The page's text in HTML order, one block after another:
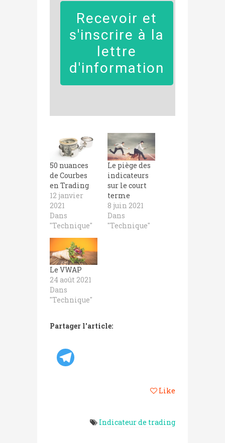
Recevoir et
s'inscrire à la
lettre
d'information
50 nuances
de Courbes
en Trading
12 janvier
2021
Dans
"Technique"
Le piège des
indicateurs
sur le court
terme
8 juin 2021
Dans
"Technique"
Le VWAP
24 août 2021
Dans
"Technique"
Partager l'article:
Like
Indicateur de trading